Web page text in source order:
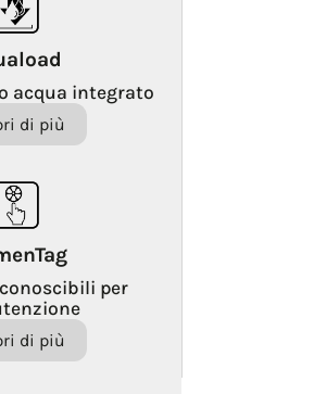
acqua integrato
di più
per
di più